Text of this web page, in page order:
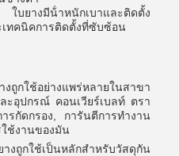
ใบยางมีน้ําหนักเบาและติดตั้ง
เทคนิคการติดตั้งที่ซับซ้อน
ใช้อย่างแพร่หลายในสาขา
ะอุปกรณ์ คอนเวียร์เบลท์ ตรา
กัดกรอง, การันตีการทํางาน
ช้งานของมัน
ถูกใช้เป็นหลักสําหรับวัสดุกัน